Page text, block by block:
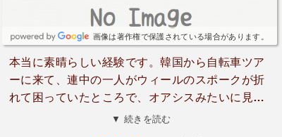
画像は著作権で保護されている場合があります。
本当に素晴らしい経験です。韓国から自転車ツア
ーに来て、連中の一人がウィールのスポークが折
れて困っていたところで、オアシスみたいに見つ
かったところです。とても親切なメカニックさん
▼ 続きを読む